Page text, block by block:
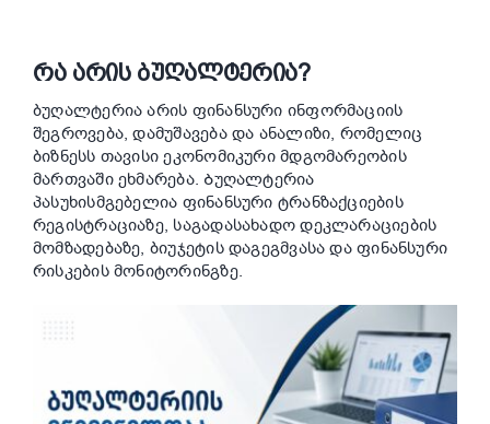
ᲠᲐ ᲐᲠᲘᲡ ᲑᲣᲦᲐᲚᲢᲔᲠᲘᲐ?
ბუღალტერია არის ფინანსური ინფორმაციის
შეგროვება, დამუშავება და ანალიზი, რომელიც
ბიზნესს თავისი ეკონომიკური მდგომარეობის
მართვაში ეხმარება. Ბუღალტერია
პასუხისმგებელია ფინანსური ტრანზაქციების
რეგისტრაციაზე, საგადასახადო დეკლარაციების
მომზადებაზე, ბიუჯეტის დაგეგმვასა და ფინანსური
რისკების მონიტორინგზე.